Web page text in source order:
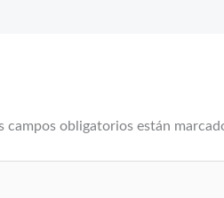
campos obligatorios están